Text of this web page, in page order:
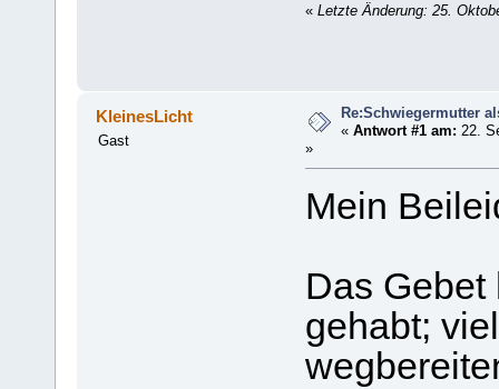
« Letzte Änderung: 25.
KleinesLicht
Gast
Re:Schwiegermutter
«Antwort #1 am: 22.
»
Mein
Das
gehabt;